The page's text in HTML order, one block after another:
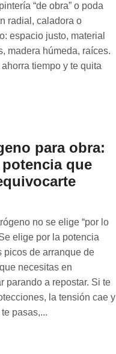
“de obra” o poda
radial, caladora o
espacio justo, material
madera húmeda, raíces.
tiempo y te quita
para obra:
que
no se elige “por lo
elige por la potencia
picos de arranque de
necesitas en
parando a repostar. Si te
la tensión cae y
pasas,...